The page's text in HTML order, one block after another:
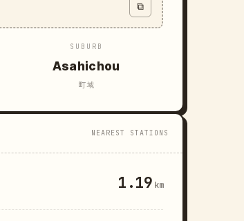
⧉
SUBURB
Asahichou
町域
NEAREST STATIONS
1.19 km